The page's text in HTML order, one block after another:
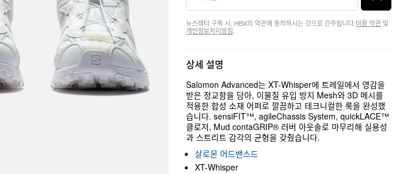
뉴스레터 구독 시, HBX의 약관에 동의하시는 것으로 간주됩니다. 이용 약관 및
개인정보처리방침
상세 설명
Salomon Advanced는 XT-Whisper에 트레일에서 영감을
받은 정교함을 담아, 이물질 유입 방지 Mesh와 3D 메시를
적용한 합성 소재 어퍼로 깔끔하고 테크니컬한 룩을 완성했
습니다. sensiFIT™, agileChassis System, quickLACE™
클로저, Mud contaGRIP® 러버 아웃솔로 마무리해 실용성
과 스트리트 감각의 균형을 갖췄습니다.
살로몬 어드밴스드
XT-Whisper